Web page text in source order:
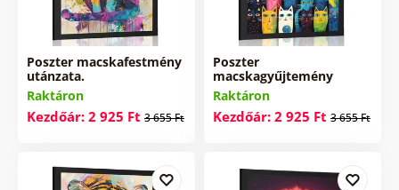
Poszter macskafestmény
utánzata.
Raktáron
Kezdőár: 2 925 Ft 3 655 Ft
Poszter
macskagyűjtemény
Raktáron
Kezdőár: 2 925 Ft 3 655 Ft